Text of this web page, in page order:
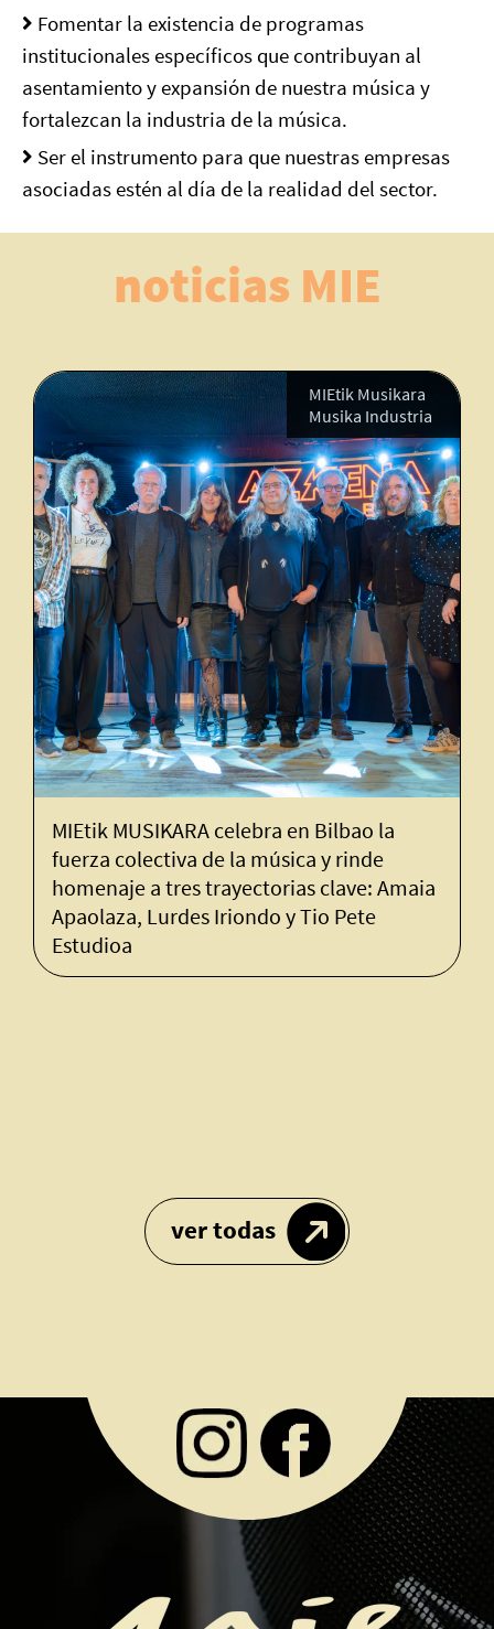
Fomentar la existencia de programas
institucionales específicos que contribuyan al
asentamiento y expansión de nuestra música y
fortalezcan la industria de la música.
Ser el instrumento para que nuestras empresas
asociadas estén al día de la realidad del sector.
noticias MIE
MIEtik Musikara
Musika Industria
MIEtik MUSIKARA celebra en Bilbao la
fuerza colectiva de la música y rinde
homenaje a tres trayectorias clave: Amaia
Apaolaza, Lurdes Iriondo y Tio Pete
Estudioa
ver todas